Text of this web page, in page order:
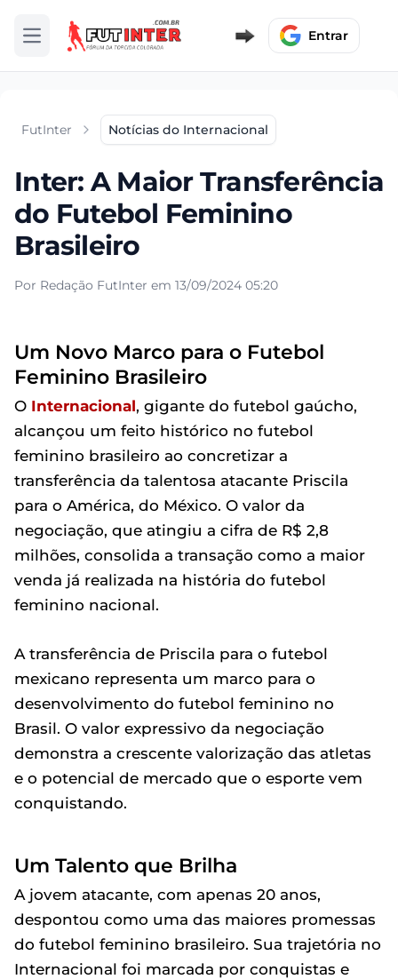
Abrir menu Entrar
FutInter Notícias do Internacional
Inter: A Maior Transferência
do Futebol Feminino
Brasileiro
Por Redação FutInter em 13/09/2024 05:20
Um Novo Marco para o Futebol
Feminino Brasileiro
O Internacional, gigante do futebol gaúcho,
alcançou um feito histórico no futebol
feminino brasileiro ao concretizar a
transferência da talentosa atacante Priscila
para o América, do México. O valor da
negociação, que atingiu a cifra de R$ 2,8
milhões, consolida a transação como a maior
venda já realizada na história do futebol
feminino nacional.
A transferência de Priscila para o futebol
mexicano representa um marco para o
desenvolvimento do futebol feminino no
Brasil. O valor expressivo da negociação
demonstra a crescente valorização das atletas
e o potencial de mercado que o esporte vem
conquistando.
Um Talento que Brilha
A jovem atacante, com apenas 20 anos,
despontou como uma das maiores promessas
do futebol feminino brasileiro. Sua trajetória no
Internacional foi marcada por conquistas e